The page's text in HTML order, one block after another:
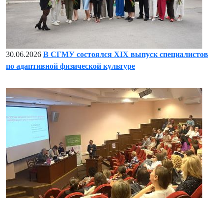
30.06.2026 В СГМУ состоялся XIX выпуск специалистов
по адаптивной физической культуре